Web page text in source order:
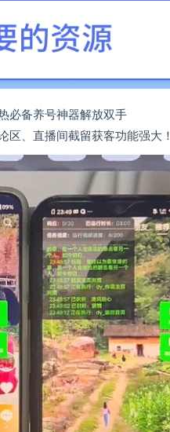
必备养号神器解放双手​
区、直播间截留获客功能强大！